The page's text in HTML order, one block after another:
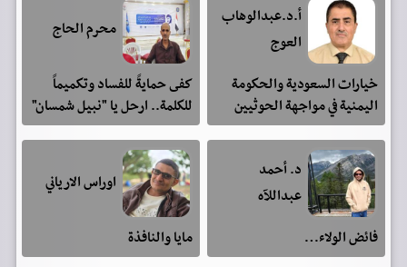
أ.د.عبدالوهاب
العوج
خيارات السعودية والحكومة
اليمنية في مواجهة الحوثيين
محرم الحاج
كفى حمايةً للفساد وتكميماً
للكلمة.. ارحل يا "نبيل شمسان"
د. أحمد
عبداللآه
فائض الولاء…
اوراس الارياني
مايا والنافذة